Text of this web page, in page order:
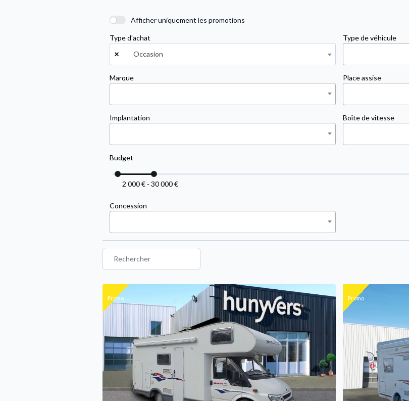
Afficher uniquement les promotions
Type d'achat
× Occasion
Type de véhicule
Marque Place assise
Implantation Boîte de vitesse
Budget
2 000 € - 30 000 €
Concession
Promo Promo